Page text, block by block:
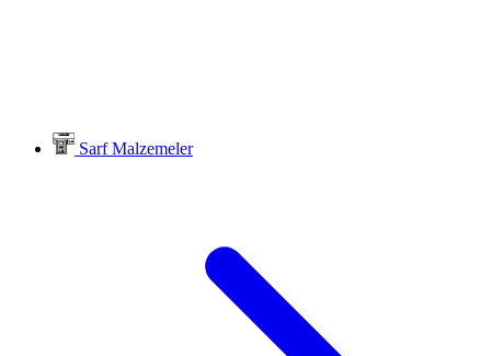
Sarf Malzemeler